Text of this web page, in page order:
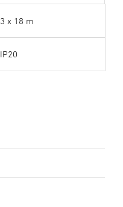
3 x 18 m
IP20